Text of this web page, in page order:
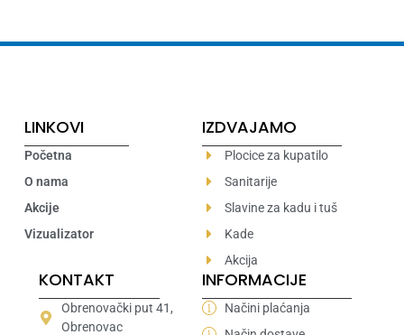
LINKOVI
Početna
O nama
Akcije
Vizualizator
IZDVAJAMO
Plocice za kupatilo
Sanitarije
Slavine za kadu i tuš
Kade
Akcija
KONTAKT
Obrenovački put 41,
Obrenovac
INFORMACIJE
Načini plaćanja